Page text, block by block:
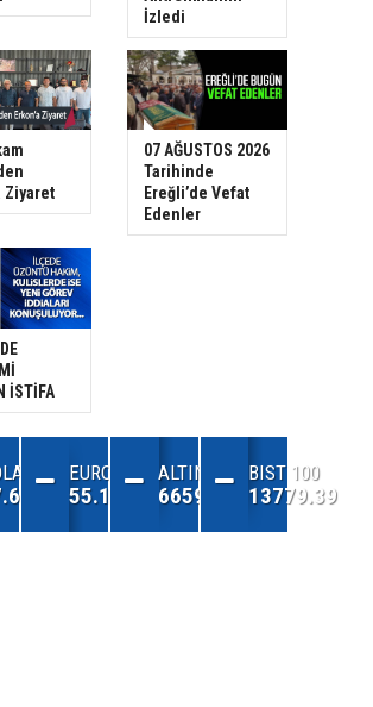
İzledi
Ziyaret
07 AĞUSTOS 2026
Tarihinde
Ereğli’de Vefat
Edenler
İSTİFA
EURO
55.13
ALTIN
6659.71
BIST 100
13779.39